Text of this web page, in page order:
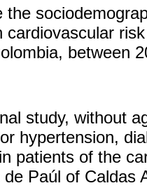
the
cardiovascular
between
study, without
hypertension,
patients of the
Paúl of Caldas